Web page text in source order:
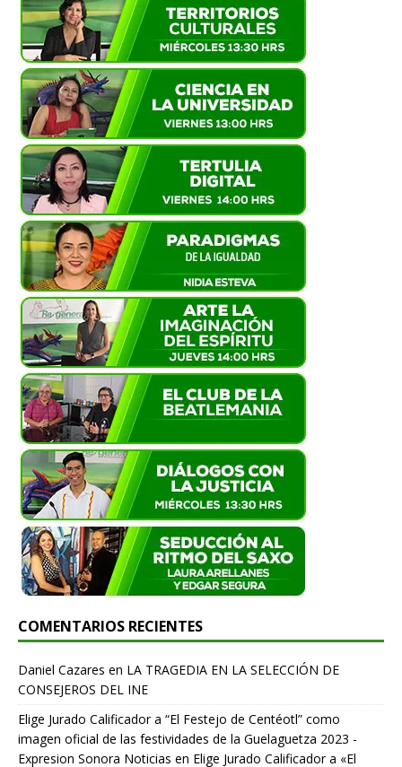
COMENTARIOS RECIENTES
Daniel Cazares en LA TRAGEDIA EN LA SELECCIÓN DE
CONSEJEROS DEL INE
Elige Jurado Calificador a “El Festejo de Centéotl” como
imagen oficial de las festividades de la Guelaguetza 2023 -
Expresion Sonora Noticias en Elige Jurado Calificador a «El